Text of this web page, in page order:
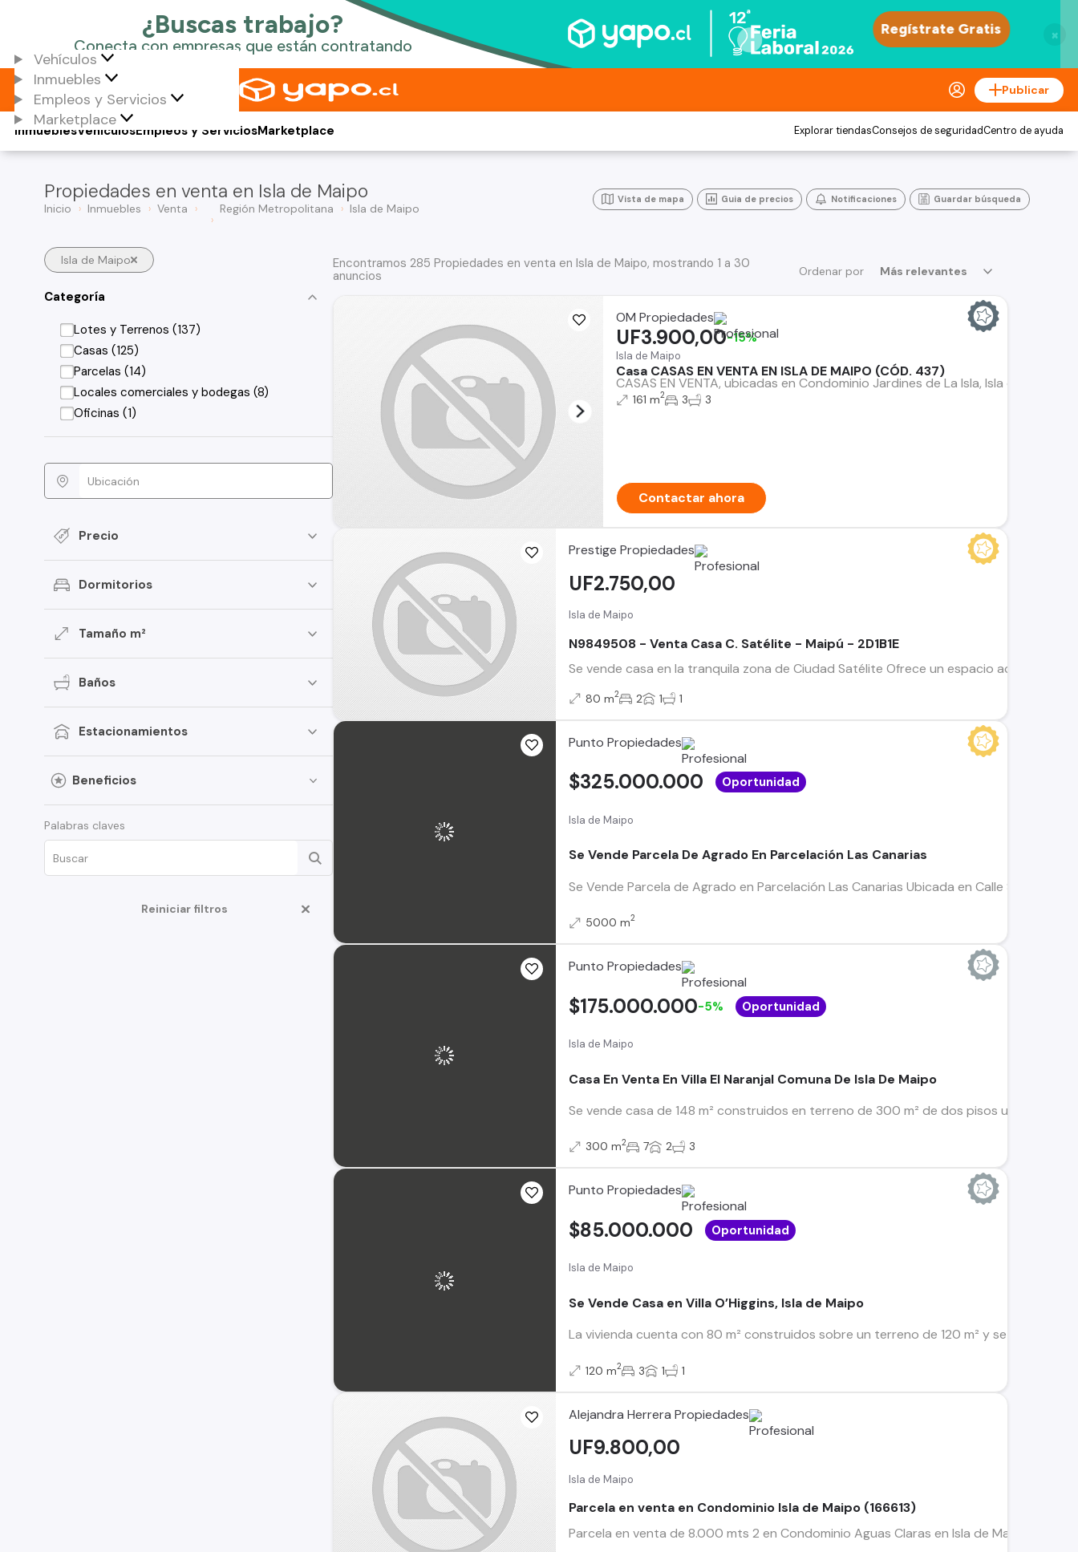
×
Vehículos
Inmuebles
Empleos y Servicios
Marketplace
Publicar
Vehículos
Inmuebles Empleos y ServiciosMarketplace Explorar tiendasConsejos de seguridadCentro de ayuda
Propiedades en venta en Isla de Maipo
Inicio Inmuebles Venta Región Metropolitana Isla de Maipo
Vista de mapa Guia de precios Notificaciones Guardar búsqueda
Isla de Maipo
Categoría
Lotes y Terrenos (137)
Casas (125)
Parcelas (14)
Locales comerciales y bodegas (8)
Oficinas (1)
Precio
Dormitorios
Tamaño m²
Baños
Estacionamientos
Beneficios
Palabras claves
Reiniciar filtros
Ordenar por Más relevantes
Encontramos 285 Propiedades en venta en Isla de Maipo, mostrando 1 a 30
anuncios
OM Propiedades
Isla de Maipo
Casa CASAS EN VENTA EN ISLA DE MAIPO (CÓD. 437)
CASAS EN VENTA, ubicadas en Condominio Jardines de La Isla, Isla de
UF3.900,00-15%
161 m2 3 3
Contactar ahora
Prestige Propiedades
Isla de Maipo
N9849508 - Venta Casa C. Satélite - Maipú - 2D1B1E
Se vende casa en la tranquila zona de Ciudad Satélite Ofrece un espacio acogedor
UF2.750,00
80 m2 2 1 1
Punto Propiedades
Isla de Maipo
Se Vende Parcela De Agrado En Parcelación Las Canarias
Se Vende Parcela de Agrado en Parcelación Las Canarias Ubicada en Calle San
$325.000.000 Oportunidad
5000 m2
Punto Propiedades
Isla de Maipo
Casa En Venta En Villa El Naranjal Comuna De Isla De Maipo
Se vende casa de 148 m² construidos en terreno de 300 m² de dos pisos ubicada en
$175.000.000-5% Oportunidad
300 m2 7 2 3
Punto Propiedades
Isla de Maipo
Se Vende Casa en Villa O’Higgins, Isla de Maipo
La vivienda cuenta con 80 m² construidos sobre un terreno de 120 m² y se
$85.000.000 Oportunidad
120 m2 3 1 1
Alejandra Herrera Propiedades
Isla de Maipo
Parcela en venta en Condominio Isla de Maipo (166613)
Parcela en venta de 8.000 mts 2 en Condominio Aguas Claras en Isla de Maipo,
UF9.800,00